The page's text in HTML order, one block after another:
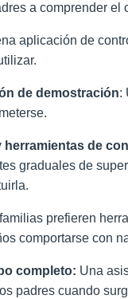
a comprender
aplicación de
de demostración:
de
graduales de
prefieren
comportarse con
completo: Una
padres cuando